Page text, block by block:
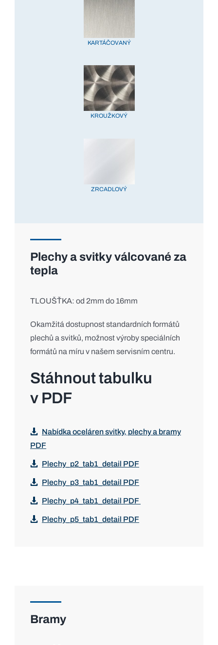
KARTÁČOVANÝ
KROUŽKOVÝ
ZRCADLOVÝ
Plechy a svitky válcované za
tepla
TLOUŠŤKA: od 2mm do 16mm
Okamžitá dostupnost standardních formátů
plechů a svitků, možnost výroby speciálních
formátů na míru v našem servisním centru.
Stáhnout tabulku
v PDF
Nabídka oceláren svitky, plechy a bramy
PDF
Plechy_p2_tab1_detail PDF
Plechy_p3_tab1_detail PDF
Plechy_p4_tab1_detail PDF
Plechy_p5_tab1_detail PDF
Bramy